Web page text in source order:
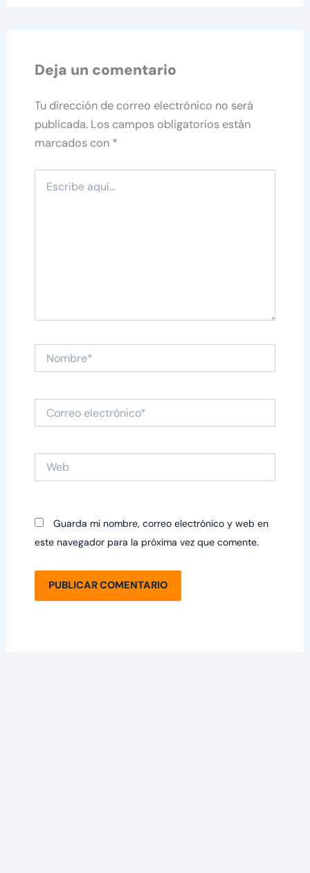
Deja un comentario
Tu dirección de correo electrónico no será
publicada. Los campos obligatorios están
marcados con *
aquí...
electrónico*
Guarda mi nombre, correo electrónico y web en
este navegador para la próxima vez que comente.